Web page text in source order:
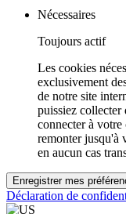
Nécessaires
Toujours actif
Les cookies
exclusivement
de notre site
puissiez collecter
connecter à
remonter jusqu'à
en aucun cas
Enregistrer mes
Déclaration de